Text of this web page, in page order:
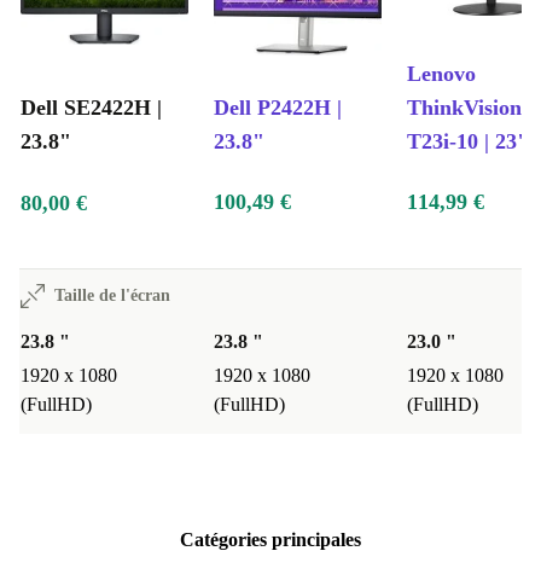
Dell SE2422H |
23.8"
Dell P2422H |
23.8"
Lenovo
ThinkVision
T23i-10 | 23"
80,00 € 100,49 € 114,99 €
Taille de l'écran
23.8 "
1920 x 1080
(FullHD)
23.8 "
1920 x 1080
(FullHD)
23.0 "
1920 x 1080
(FullHD)
Catégories principales